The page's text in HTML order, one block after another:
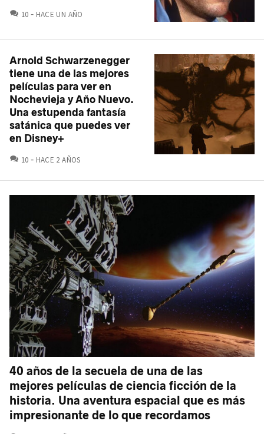
10 COMENTARIOS
HACE UN AÑO
Arnold Schwarzenegger
tiene una de las mejores
películas para ver en
Nochevieja y Año Nuevo.
Una estupenda fantasía
satánica que puedes ver
en Disney+
10 COMENTARIOS
HACE 2 AÑOS
40 años de la secuela de una de las
mejores películas de ciencia ficción de la
historia. Una aventura espacial que es más
impresionante de lo que recordamos